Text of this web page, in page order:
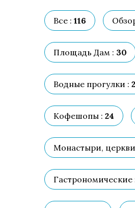
Все : 116
Площадь Дам : 30
Водные прогулки : 2
Кофешопы : 24
Монастыри,
Гастрономические